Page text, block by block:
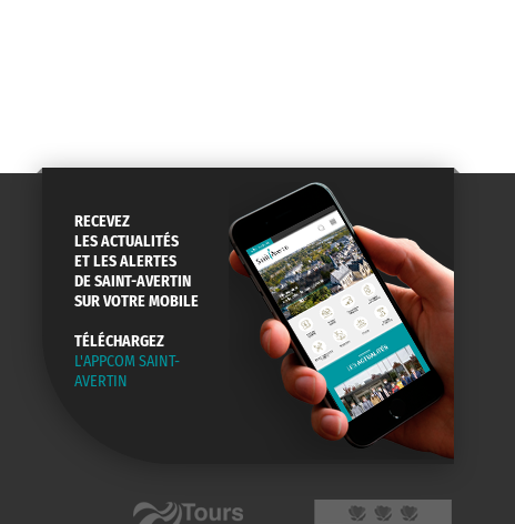
RECEVEZ
LES ACTUALITÉS
ET LES ALERTES
DE SAINT-AVERTIN
SUR VOTRE MOBILE
TÉLÉCHARGEZ
L'APPCOM SAINT-
AVERTIN